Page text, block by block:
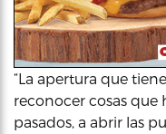
“La apertura que
reconocer cosas que
pasados, a abrir las